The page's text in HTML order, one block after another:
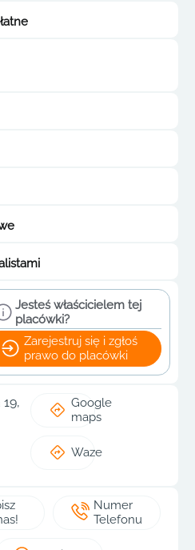
Jesteś właścicielem tej
placówki?
Zarejestruj się i zgłoś
prawo do placówki
Google
maps
Waze
Numer
Telefonu